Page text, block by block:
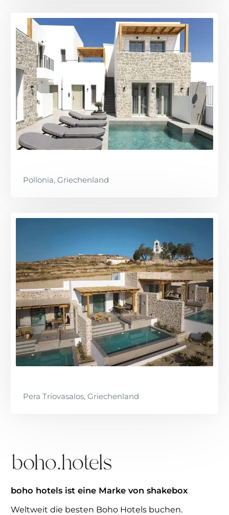
Pollonia, Griechenland
Pera Triovasalos, Griechenland
boho hotels ist eine Marke von shakebox
Weltweit die besten Boho Hotels buchen.